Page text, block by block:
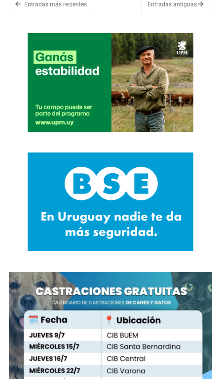
Entradas más recientes Entradas antiguas